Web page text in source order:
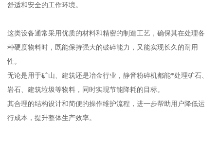
舒适和安全的工作环境。
这类设备通常采用优质的材料和精密的制造工艺，确保其在处理各
种硬度物料时，既能保持强大的破碎能力，又能实现长久的耐用
性。
无论是用于矿山、建筑还是冶金行业，静音粉碎机都能*处理矿石、
岩石、建筑垃圾等物料，同时实现节能降耗的目标。
其合理的结构设计和简便的操作维护流程，进一步帮助用户降低运
行成本，提升整体生产效率。